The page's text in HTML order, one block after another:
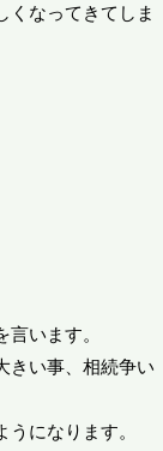
くなってきてしま
います。
きい事、相続争い
になります。